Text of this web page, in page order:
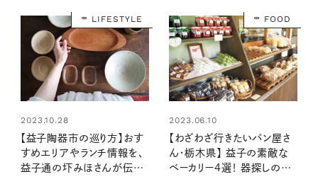
LIFESTYLE
2023.10.28
【益子陶器市の巡り方】おす
すめエリアやランチ情報を、
益子通の圷みほさんが伝
FOOD
2023.06.10
【わざわざ行きたいパン屋さ
ん・栃木県】 益子の素敵な
ベーカリー4選！ 器探しの途